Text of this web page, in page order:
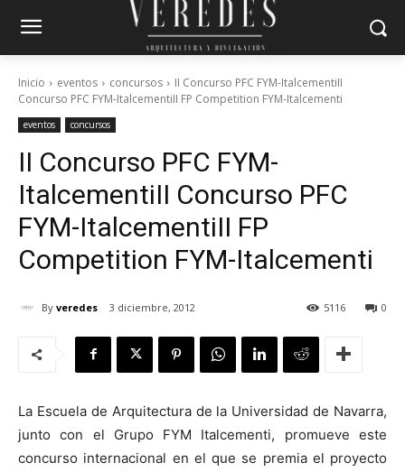
Inicio eventos concursos
II Concurso PFC FYM-ItalcementiII
Concurso PFC FYM-ItalcementiII FP Competition FYM-Italcementi
eventos concursos
II Concurso PFC FYM-
ItalcementiII Concurso PFC
FYM-ItalcementiII FP
Competition FYM-Italcementi
By veredes 3 diciembre, 2012 0
5116
La Escuela de Arquitectura de la Universidad de Navarra,
junto con el Grupo FYM Italcementi, promueve este
concurso internacional en el que se premia el proyecto